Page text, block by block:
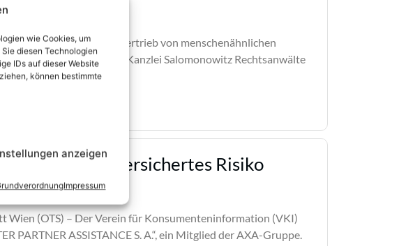
wie Cookies, um
diesen Technologien
IDs auf dieser Website
können bestimmte
anzeigen
Impressum
durch den Vertrieb von menschenähnlichen
Das durch die Kanzlei Salomonowitz Rechtsanwälte
ist ein versichertes Risiko
Wien (OTS) – Der Verein für Konsumenteninformation (VKI)
PARTNER ASSISTANCE S. A.“, ein Mitglied der AXA-Gruppe.